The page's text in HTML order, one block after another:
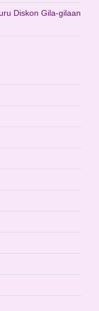
Diskon Gila-gilaan